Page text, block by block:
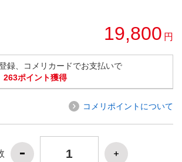
19,800 円
録、コメリカードでお支払いで
263ポイント獲得
コメリポイントについて